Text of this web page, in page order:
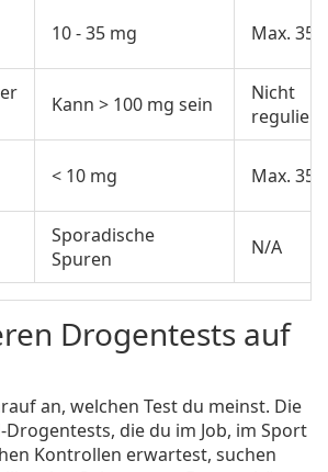
10 - 35 mg Max. 35
Kann > 100 mg sein
Nicht
< 10 mg Max. 35
Sporadische
Spuren
N/A
Drogentests auf
an, welchen Test du meinst. Die
die du im Job, im Sport
Kontrollen erwartest, suchen